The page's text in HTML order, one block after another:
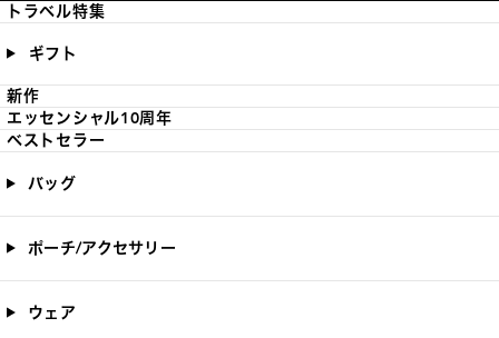
トラベル特集
ギフト
新作
エッセンシャル10周年
ベストセラー
バッグ
ポーチ/アクセサリー
ウェア